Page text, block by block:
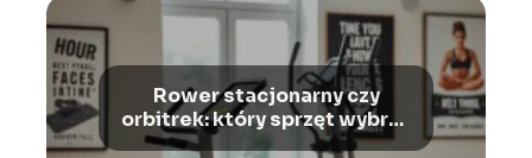
Rower stacjonarny czy
orbitrek: który sprzęt wybrać
dla siebie?